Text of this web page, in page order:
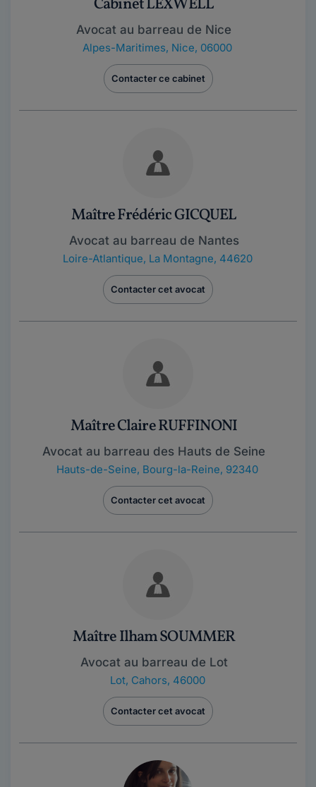
Cabinet LEXWELL
Avocat au barreau de Nice
Alpes-Maritimes, Nice, 06000
Contacter ce cabinet
Maître Frédéric GICQUEL
Avocat au barreau de Nantes
Loire-Atlantique, La Montagne, 44620
Contacter cet avocat
Maître Claire RUFFINONI
Avocat au barreau des Hauts de Seine
Hauts-de-Seine, Bourg-la-Reine, 92340
Contacter cet avocat
Maître Ilham SOUMMER
Avocat au barreau de Lot
Lot, Cahors, 46000
Contacter cet avocat